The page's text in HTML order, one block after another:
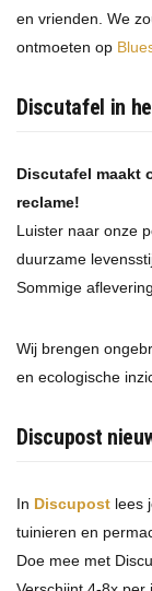
en vrienden. We
ontmoeten op
Discutafel in
Discutafel maakt
reclame!
Luister naar onze
duurzame
Sommige
Wij brengen
en ecologische
Discupost
In Discupost lees
tuinieren en
Doe mee met